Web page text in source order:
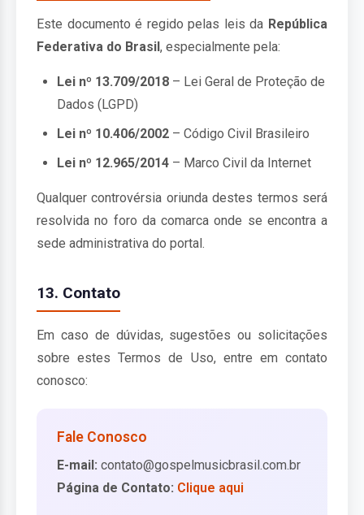
Este documento é regido pelas leis da República
Federativa do Brasil, especialmente pela:
Lei nº 13.709/2018 – Lei Geral de Proteção de
Dados (LGPD)
Lei nº 10.406/2002 – Código Civil Brasileiro
Lei nº 12.965/2014 – Marco Civil da Internet
Qualquer controvérsia oriunda destes termos será
resolvida no foro da comarca onde se encontra a
sede administrativa do portal.
13. Contato
Em caso de dúvidas, sugestões ou solicitações
sobre estes Termos de Uso, entre em contato
conosco:
Fale Conosco
E-mail: contato@gospelmusicbrasil.com.br
Página de Contato: Clique aqui